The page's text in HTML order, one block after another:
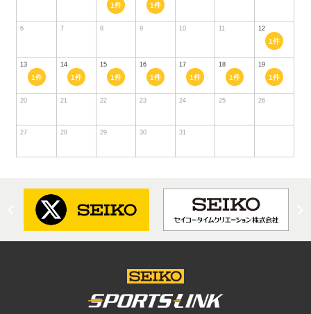
1件 1件
6 7 8 9 10 11 12
1件
13
1件
14
1件
15
1件
16
1件
17
1件
18
1件
19
1件
20 21 22 23 24 25 26
27 28 29 30 31